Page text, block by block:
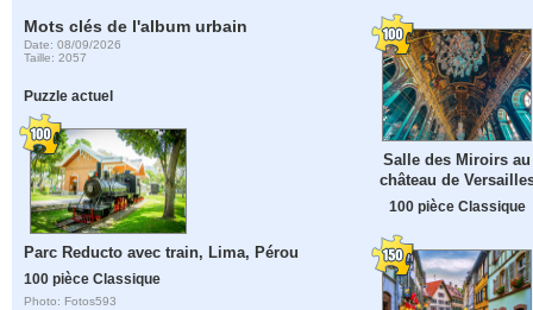
Mots clés de l'album urbain
Date: 08/09/2026
Taille: 2057
Puzzle actuel
Parc Reducto avec train, Lima, Pérou
100 pièce Classique
Photo: Fotos593
Salle des Miroirs au
château de
100 pièce Classique